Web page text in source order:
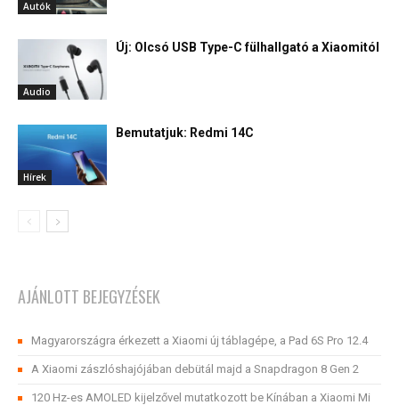
Autók
Audio
Új: Olcsó USB Type-C fülhallgató a Xiaomitól
Hírek
Bemutatjuk: Redmi 14C
AJÁNLOTT BEJEGYZÉSEK
Magyarországra érkezett a Xiaomi új táblagépe, a Pad 6S Pro 12.4
A Xiaomi zászlóshajójában debütál majd a Snapdragon 8 Gen 2
120 Hz-es AMOLED kijelzővel mutatkozott be Kínában a Xiaomi Mi